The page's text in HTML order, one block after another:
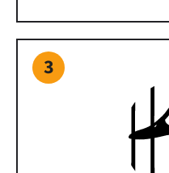
3